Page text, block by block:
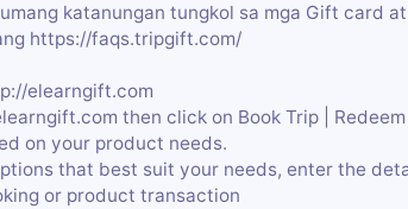
katanungan tungkol sa mga Gift card
https://faqs.tripgift.com/
elearngift.com
then click on Book Trip | Redeem
on your product needs.
that best suit your needs, enter the
or product transaction